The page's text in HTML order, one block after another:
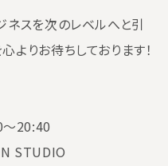
ネスを次のレベルへと引
よりお待ちしております！
20:40
STUDIO